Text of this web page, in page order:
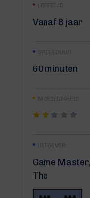
LEEFTIJD
Vanaf 8 jaar
SPEELDUUR
60 minuten
MOEILIJKHEID
UITGEVER:
Game Master,
The